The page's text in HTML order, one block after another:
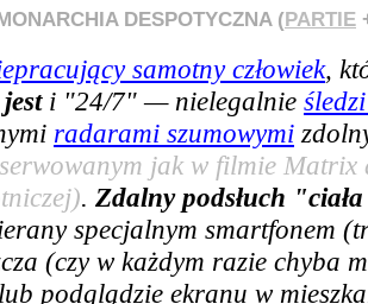
DESPOTYCZNA (PARTIE
samotny człowiek,
i "24/7" — nielegalnie
radarami szumowymi
jak w filmie
. Zdalny podsłuch
specjalnym smartfonem
(czy w każdym razie chyba
podglądzie ekranu w